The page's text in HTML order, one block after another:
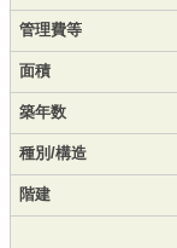
管理費等
面積
築年数
種別/構造
階建